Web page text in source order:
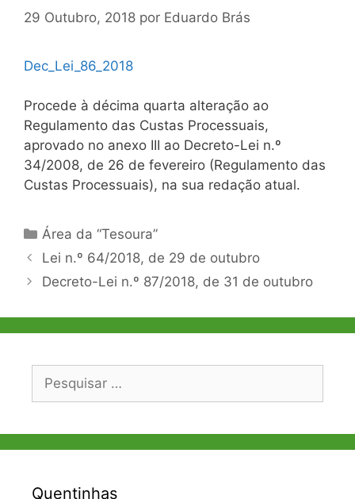
29 Outubro, 2018 por Eduardo Brás
Dec_Lei_86_2018
Procede à décima quarta alteração ao
Regulamento das Custas Processuais,
aprovado no anexo III ao Decreto-Lei n.º
34/2008, de 26 de fevereiro (Regulamento das
Custas Processuais), na sua redação atual.
Categorias
Área da “Tesoura”
Navegação
de
Lei n.º 64/2018, de 29 de outubro
Decreto-Lei n.º 87/2018, de 31 de outubro
Pesquisar
Quentinhas